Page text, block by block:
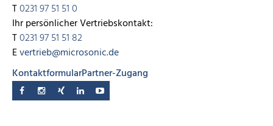
T0231 97 51 51 0
Ihr persönlicher Vertriebskontakt:
T0231 97 51 51 82
Evertrieb@microsonic.de
KontaktformularPartner-Zugang